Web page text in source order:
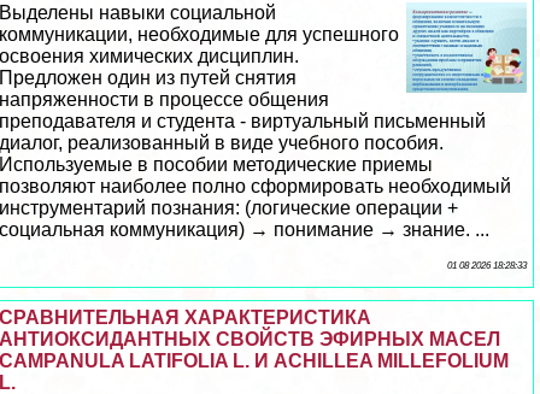
Выделены навыки социальной
коммуникации, необходимые для успешного
освоения химических дисциплин.
Предложен один из путей снятия
напряженности в процессе общения
преподавателя и студента - виртуальный письменный
диалог, реализованный в виде учебного пособия.
Используемые в пособии методические приемы
позволяют наиболее полно сформировать необходимый
инструментарий познания: (логические операции +
социальная коммуникация) → понимание → знание. ...
01 08 2026 18:28:33
СРАВНИТЕЛЬНАЯ ХАРАКТЕРИСТИКА
АНТИОКСИДАНТНЫХ СВОЙСТВ ЭФИРНЫХ МАСЕЛ
CAMPANULA LATIFOLIA L. И ACHILLEA MILLEFOLIUM
L.